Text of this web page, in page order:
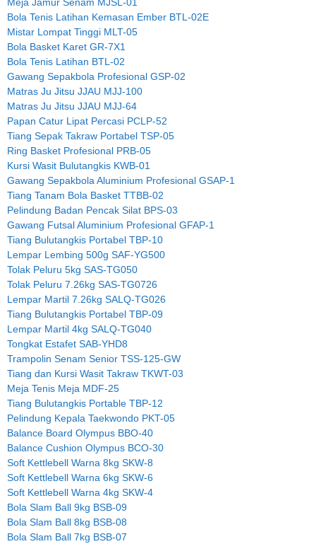
Bola Tenis Latihan Kemasan Ember BTL-02E
Mistar Lompat Tinggi MLT-05
Bola Basket Karet GR-7X1
Bola Tenis Latihan BTL-02
Gawang Sepakbola Profesional GSP-02
Matras Ju Jitsu JJAU MJJ-100
Matras Ju Jitsu JJAU MJJ-64
Papan Catur Lipat Percasi PCLP-52
Tiang Sepak Takraw Portabel TSP-05
Ring Basket Profesional PRB-05
Kursi Wasit Bulutangkis KWB-01
Gawang Sepakbola Aluminium Profesional GSAP-1
Tiang Tanam Bola Basket TTBB-02
Pelindung Badan Pencak Silat BPS-03
Gawang Futsal Aluminium Profesional GFAP-1
Tiang Bulutangkis Portabel TBP-10
Lempar Lembing 500g SAF-YG500
Tolak Peluru 5kg SAS-TG050
Tolak Peluru 7.26kg SAS-TG0726
Lempar Martil 7.26kg SALQ-TG026
Tiang Bulutangkis Portabel TBP-09
Lempar Martil 4kg SALQ-TG040
Tongkat Estafet SAB-YHD8
Trampolin Senam Senior TSS-125-GW
Tiang dan Kursi Wasit Takraw TKWT-03
Meja Tenis Meja MDF-25
Tiang Bulutangkis Portable TBP-12
Pelindung Kepala Taekwondo PKT-05
Balance Board Olympus BBO-40
Balance Cushion Olympus BCO-30
Soft Kettlebell Warna 8kg SKW-8
Soft Kettlebell Warna 6kg SKW-6
Soft Kettlebell Warna 4kg SKW-4
Bola Slam Ball 9kg BSB-09
Bola Slam Ball 8kg BSB-08
Bola Slam Ball 7kg BSB-07